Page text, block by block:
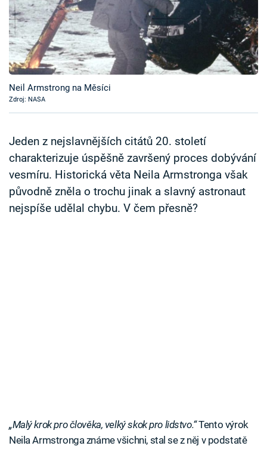
TV Program
Časopis
Sledujte prima+
Sledujte nás
Neil Armstrong na Měsíci
Zdroj: NASA
Jeden z nejslavnějších citátů 20. století
charakterizuje úspěšně završený proces dobývání
vesmíru. Historická věta Neila Armstronga však
původně zněla o trochu jinak a slavný astronaut
nejspíše udělal chybu. V čem přesně?
„Malý krok pro člověka, velký skok pro lidstvo.“Tento výrok
Neila Armstronga známe všichni, stal se z něj v podstatě